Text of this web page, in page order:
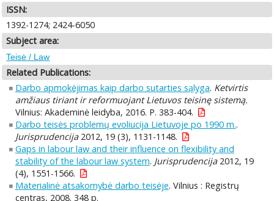
ISSN:
1392-1274; 2424-6050
Subject area:
Teisė / Law
Related Publications:
Darbo apmokėjimas kaip darbo sutarties sąlyga. Ketvirtis
amžiaus tiriant ir reformuojant Lietuvos teisinę sistemą.
Vilnius: Akademinė leidyba, 2016. P. 383-404.
Darbo teisės problemų evoliucija Lietuvoje po 1990 m..
Jurisprudencija2012, 19 (3), 1131-1148.
Gaps in labour law and their influence on flexibility and
stability of the labour law system. Jurisprudencija2012, 19
(4), 1551-1566.
Materialinė atsakomybė darbo teisėje. Vilnius : Registrų
centras, 2008. 348 p.